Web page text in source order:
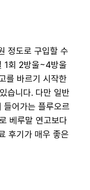
정도로 구입할 수
1회 2방울~4방울
를 바르기 시작한
습니다. 다만 일반
들어가는 플루오르
베루말 연고보다
후기가 매우 좋은